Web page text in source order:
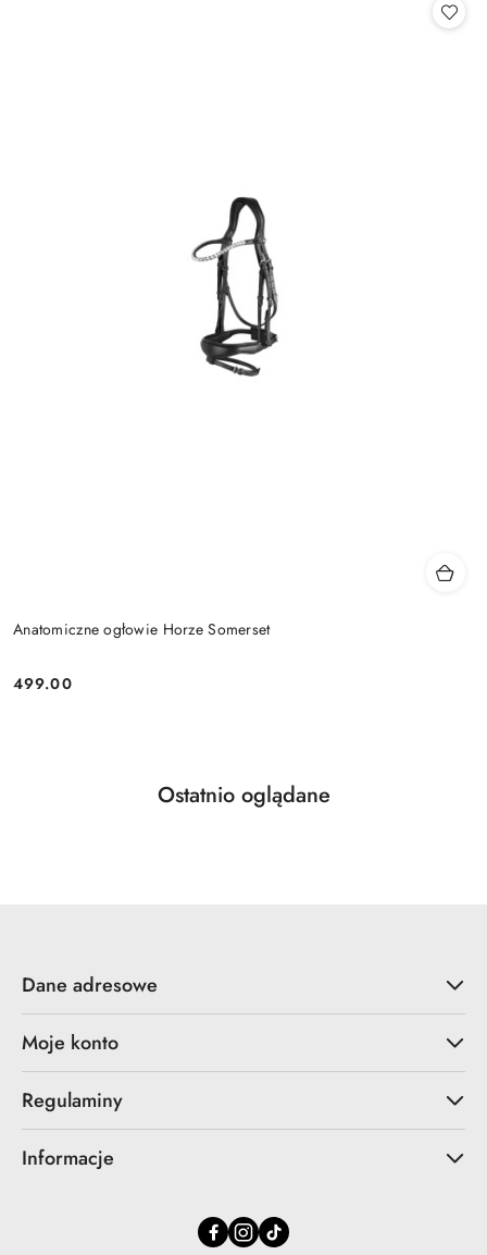
Anatomiczne ogłowie Horze Somerset
Cena:
499.00
Pomiń karuzelę produktów
Produkty
Ostatnio oglądane
Dane adresowe
Moje konto
Regulaminy
Informacje